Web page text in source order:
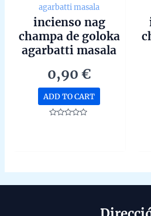
agarbatti masala
incienso nag
champa de goloka
agarbatti masala
bangalore unidad
de 15g
0,90€
ADD TO CART